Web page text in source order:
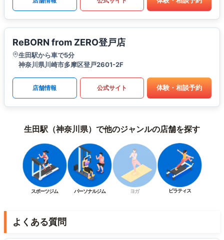
ReBORN from ZERO登戸店
生田駅から車で5分
神奈川県川崎市多摩区登戸2601-2F
店舗情報 公式サイト 体験・相談予約
生田駅（神奈川県）で他のジャンルの店舗を探す
スポーツジム パーソナルジム ヨガ ピラティス
よくある質問